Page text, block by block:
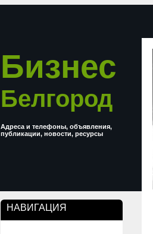
Бизнес
Белгород
Адреса и телефоны, объявления,
публикации, новости, ресурсы
НАВИГАЦИЯ